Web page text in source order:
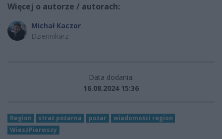
Więcej o autorze / autorach:
Michał Kaczor
Dziennikarz
Data dodania:
16.08.2024 15:36
Region straż pożarna pożar
wiadomości region
WieszPierwszy